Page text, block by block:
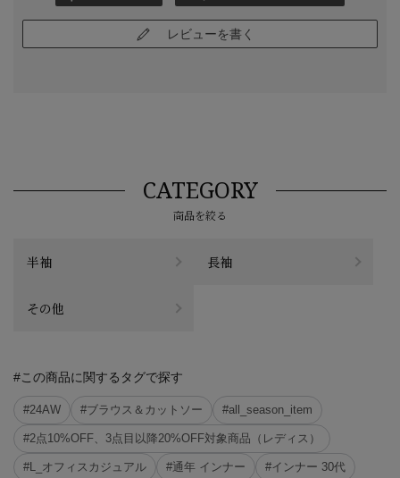
レビューを書く
CATEGORY
商品を絞る
半袖 長袖
その他
#この商品に関するタグで探す
#24AW #ブラウス＆カットソー #all_season_item
#2点10%OFF、3点目以降20%OFF対象商品（レディス）
#L_オフィスカジュアル #通年 インナー #インナー 30代